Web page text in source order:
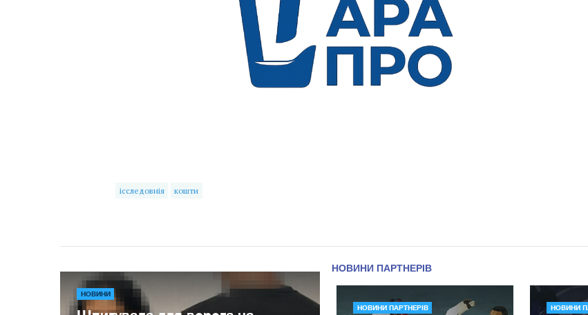
ісследовнія кошти
НОВИНИ